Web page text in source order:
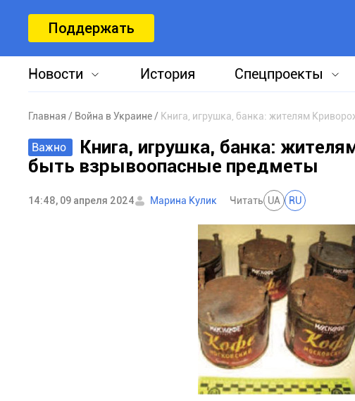
Поддержать
Новости История Спецпроекты
Главная Война в Украине Книга, игрушка, банка: жителям
Важно
Книга, игрушка, банка:
быть взрывоопасные предметы
14:48, 09 апреля 2024 Марина Кулик Читать UA RU